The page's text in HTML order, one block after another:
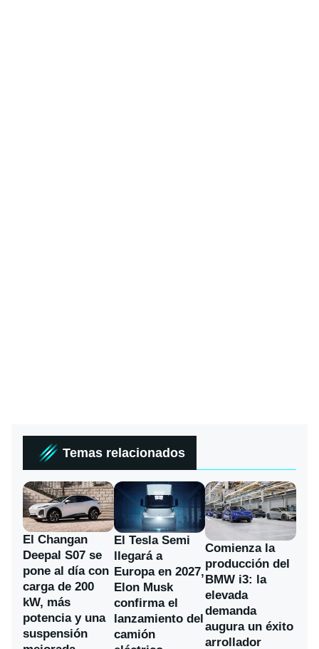
Temas relacionados
El Changan
Deepal S07 se
pone al día con
carga de 200
kW, más
potencia y una
suspensión
El Tesla Semi
llegará a
Europa en 2027,
Elon Musk
confirma el
lanzamiento del
camión
Comienza la
producción del
BMW i3: la
elevada
demanda
augura un éxito
arrollador